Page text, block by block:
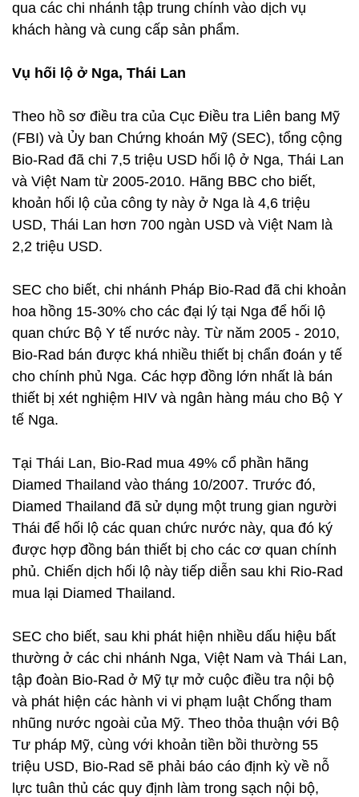
qua các chi nhánh tập trung chính vào dịch vụ
khách hàng và cung cấp sản phẩm.
Vụ hối lộ ở Nga, Thái Lan
Theo hồ sơ điều tra của Cục Điều tra Liên bang Mỹ
(FBI) và Ủy ban Chứng khoán Mỹ (SEC), tổng cộng
Bio-Rad đã chi 7,5 triệu USD hối lộ ở Nga, Thái Lan
và Việt Nam từ 2005-2010. Hãng BBC cho biết,
khoản hối lộ của công ty này ở Nga là 4,6 triệu
USD, Thái Lan hơn 700 ngàn USD và Việt Nam là
2,2 triệu USD.
SEC cho biết, chi nhánh Pháp Bio-Rad đã chi khoản
hoa hồng 15-30% cho các đại lý tại Nga để hối lộ
quan chức Bộ Y tế nước này. Từ năm 2005 - 2010,
Bio-Rad bán được khá nhiều thiết bị chẩn đoán y tế
cho chính phủ Nga. Các hợp đồng lớn nhất là bán
thiết bị xét nghiệm HIV và ngân hàng máu cho Bộ Y
tế Nga.
Tại Thái Lan, Bio-Rad mua 49% cổ phần hãng
Diamed Thailand vào tháng 10/2007. Trước đó,
Diamed Thailand đã sử dụng một trung gian người
Thái để hối lộ các quan chức nước này, qua đó ký
được hợp đồng bán thiết bị cho các cơ quan chính
phủ. Chiến dịch hối lộ này tiếp diễn sau khi Rio-Rad
mua lại Diamed Thailand.
SEC cho biết, sau khi phát hiện nhiều dấu hiệu bất
thường ở các chi nhánh Nga, Việt Nam và Thái Lan,
tập đoàn Bio-Rad ở Mỹ tự mở cuộc điều tra nội bộ
và phát hiện các hành vi vi phạm luật Chống tham
nhũng nước ngoài của Mỹ. Theo thỏa thuận với Bộ
Tư pháp Mỹ, cùng với khoản tiền bồi thường 55
triệu USD, Bio-Rad sẽ phải báo cáo định kỳ về nỗ
lực tuân thủ các quy định làm trong sạch nội bộ,